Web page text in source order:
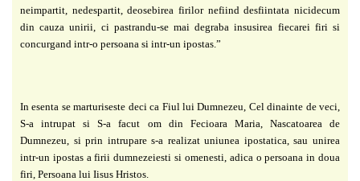
neimpartit, nedespartit, deosebirea firilor nefiind desfiintata nicidecum
din cauza unirii, ci pastrandu-se mai degraba insusirea fiecarei firi si
concurgand intr-o persoana si intr-un ipostas.”
In esenta se marturiseste deci ca Fiul lui Dumnezeu, Cel dinainte de veci,
S-a intrupatsi S-a facut om din Fecioara Maria, Nascatoarea de
Dumnezeu, si prin intrupare s-a realizat uniunea ipostatica, sau unirea
intr-un ipostas a firii dumnezeiesti si omenesti, adica o persoana in doua
firi, Persoana lui Iisus Hristos.